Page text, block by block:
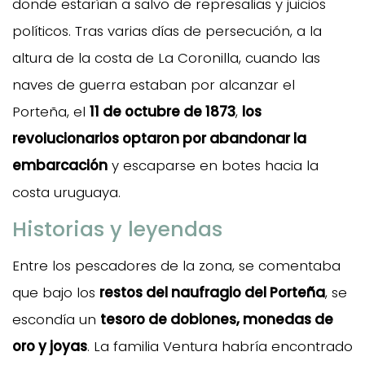
donde estarían a salvo de represalias y juicios
políticos. Tras varias días de persecución, a la
altura de la costa de La Coronilla, cuando las
naves de guerra estaban por alcanzar el
Porteña, el 11 de octubre de 1873, los
revolucionarios optaron por abandonar la
embarcación y escaparse en botes hacia la
costa uruguaya.
Historias y leyendas
Entre los pescadores de la zona, se comentaba
que bajo los restos del naufragio del Porteña, se
escondía un tesoro de doblones, monedas de
oro y joyas. La familia Ventura habría encontrado